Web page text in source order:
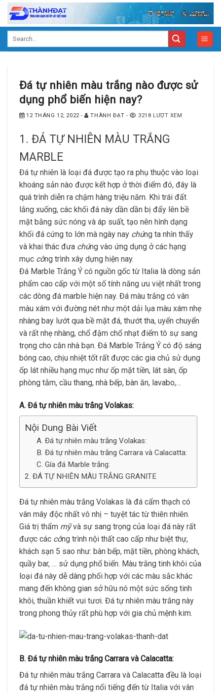
Skip
content
Đá tự nhiên màu trắng nào được sử
dụng phổ biến hiện nay?
12 THÁNG 12, 2022- THÀNH ĐẠT - 3218 LƯỢT XEM
1. ĐÁ TỰ NHIÊN MÀU TRẮNG
MARBLE
Đá tự nhiên là loại đá được tạo ra phụ thuộc vào loại
khoáng sản nào được kết hợp ở thời điểm đó, đây là
quá trình diễn ra chậm hàng triệu năm. Khi trái đất
lắng xuống, các khối đá này dần dần bị đẩy lên bề
mặt bằng sức nóng và áp suất, tạo nên hình dạng
khối đá cứng to lớn mà ngày nay chúng ta nhìn thấy
và khai thác đưa chúng vào ứng dụng ở các hạng
mục công trình xây dựng hiện nay.
Đá Marble Trắng Ý có nguồn gốc từ Italia là dòng sản
phẩm cao cấp với một số tính năng ưu việt nhất trong
các dòng đá marble hiện nay. Đá màu trắng có vân
màu xám với đường nét như một dải lụa màu xám nhẹ
nhàng bay lướt qua bề mặt đá, thướt tha, uyển chuyển
và rất nhẹ nhàng, chổ đậm chổ nhạt điểm tô sự sang
trọng cho căn nhà bạn. Đá Marble Trắng Ý có độ sáng
bóng cao, chịu nhiệt tốt rất được các gia chủ sử dụng
ốp lát nhiều hạng mục như ốp mặt tiền, lát sàn, ốp
phòng tắm, cầu thang, nhà bếp, bàn ăn, lavabo,…
A. Đá tự nhiên màu trắng Volakas:
Nội Dung Bài Viết
A. Đá tự nhiên màu trắng Volakas:
B. Đá tự nhiên màu trắng Carrara và Calacatta:
C. Gía đá Marble trắng:
2. ĐÁ TỰ NHIÊN MÀU TRẮNG GRANITE
Đá tự nhiên màu trắng Volakas là đá cẩm thạch có
vân mây độc nhất vô nhị – tuyệt tác từ thiên nhiên.
Giá trị thẩm mỹvà sự sang trọng của loại đá này rất
được các công trình nội thất cao cấp như biệt thự,
khách sạn 5 sao như: bàn bếp, mặt tiền, phòng khách,
quầy bar, … sử dụng phổ biến. Màu trắng tinh khôi của
loại đá này dễ dàng phối hợp với các màu sắc khác
mang đến không gian sở hữu nó một sức sống tinh
khôi, thuần khiết vui tươi. Đá tự nhiên màu trắng này
trong phong thủy rất phù hợp với gia chủ mệnh kim.
B. Đá tự nhiên màu trắng Carrara và Calacatta:
Đá tự nhiên màu trắng Carrara và Calacatta đều là loại
đá tự nhiên màu trắng nổi tiếng đến từ Italia với vân